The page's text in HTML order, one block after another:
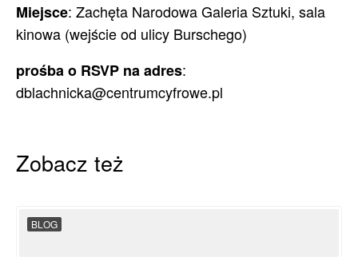
Miejsce: Zachęta Narodowa Galeria Sztuki, sala
kinowa (wejście od ulicy Burschego)
prośba o RSVP na adres:
dblachnicka@centrumcyfrowe.pl
Zobacz też
BLOG